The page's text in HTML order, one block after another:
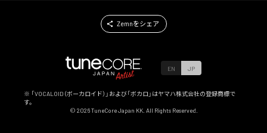
Zemnをシェア
EN JP
※ 「VOCALOID（ボーカロイド）」および「ボカロ」はヤマハ株式会社の登録商標で
す。
© 2026TuneCore Japan KK. All Rights Reserved.